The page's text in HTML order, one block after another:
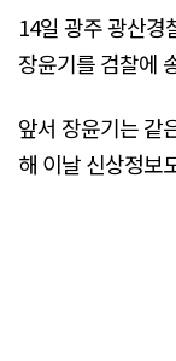
14일 광주 광산경
장윤기를 검찰에
앞서 장윤기는 같
해 이날 신상정보